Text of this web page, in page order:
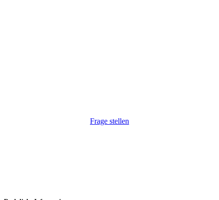
Frage stellen